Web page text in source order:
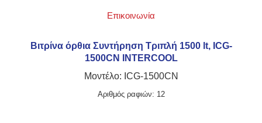
Επικοινωνία
Βιτρίνα όρθια Συντήρηση Τριπλή 1500 lt, ICG-
1500CN INTERCOOL
Μοντέλο: ICG-1500CN
Αριθμός ραφιών: 12